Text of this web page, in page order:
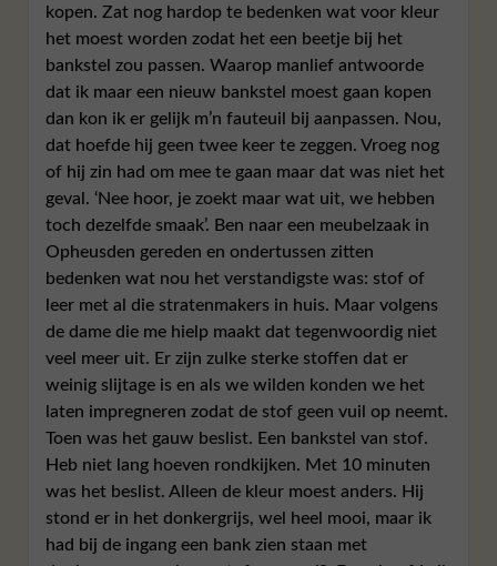
kopen. Zat nog hardop te bedenken wat voor kleur
het moest worden zodat het een beetje bij het
bankstel zou passen. Waarop manlief antwoorde
dat ik maar een nieuw bankstel moest gaan kopen
dan kon ik er gelijk m’n fauteuil bij aanpassen. Nou,
dat hoefde hij geen twee keer te zeggen. Vroeg nog
of hij zin had om mee te gaan maar dat was niet het
geval. ‘Nee hoor, je zoekt maar wat uit, we hebben
toch dezelfde smaak’. Ben naar een meubelzaak in
Opheusden gereden en ondertussen zitten
bedenken wat nou het verstandigste was: stof of
leer met al die stratenmakers in huis. Maar volgens
de dame die me hielp maakt dat tegenwoordig niet
veel meer uit. Er zijn zulke sterke stoffen dat er
weinig slijtage is en als we wilden konden we het
laten impregneren zodat de stof geen vuil op neemt.
Toen was het gauw beslist. Een bankstel van stof.
Heb niet lang hoeven rondkijken. Met 10 minuten
was het beslist. Alleen de kleur moest anders. Hij
stond er in het donkergrijs, wel heel mooi, maar ik
had bij de ingang een bank zien staan met